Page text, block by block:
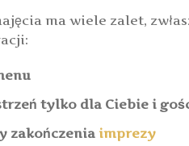
ma wiele zalet,
tylko dla Ciebie i
zakończenia imprezy